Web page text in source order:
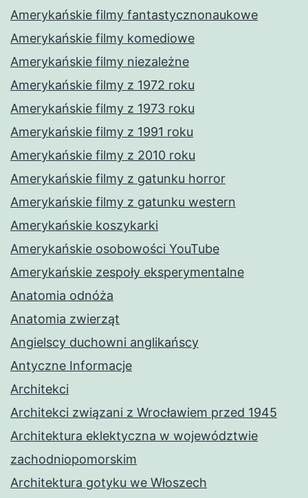
Amerykańskie filmy fantastycznonaukowe
Amerykańskie filmy komediowe
Amerykańskie filmy niezależne
Amerykańskie filmy z 1972 roku
Amerykańskie filmy z 1973 roku
Amerykańskie filmy z 1991 roku
Amerykańskie filmy z 2010 roku
Amerykańskie filmy z gatunku horror
Amerykańskie filmy z gatunku western
Amerykańskie koszykarki
Amerykańskie osobowości YouTube
Amerykańskie zespoły eksperymentalne
Anatomia odnóża
Anatomia zwierząt
Angielscy duchowni anglikańscy
Antyczne Informacje
Architekci
Architekci związani z Wrocławiem przed 1945
Architektura eklektyczna w województwie
zachodniopomorskim
Architektura gotyku we Włoszech